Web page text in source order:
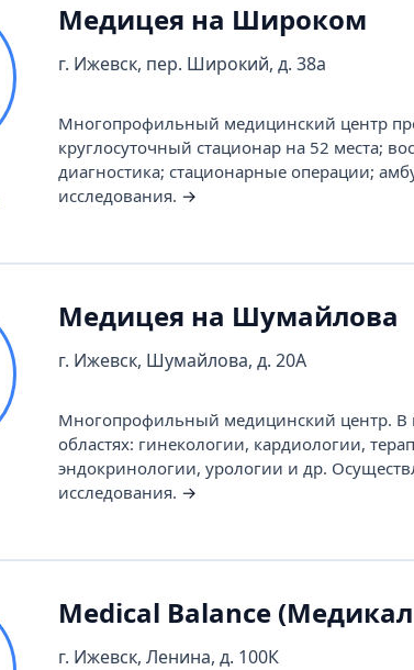
Медицея на Широком
г. Ижевск, пер. Широкий, д. 38а
Многопрофильный медицинский центр
круглосуточный стационар на 52 места;
диагностика; стационарные операции;
исследования. →
Медицея на Шумайлова
г. Ижевск, Шумайлова, д. 20А
Многопрофильный медицинский центр. В
областях: гинекологии, кардиологии,
эндокринологии, урологии и др.
исследования. →
Medical Balance
г. Ижевск, Ленина, д. 100К